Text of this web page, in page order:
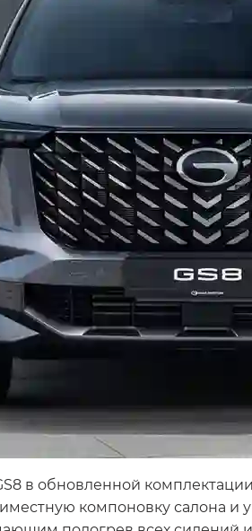
в обновленной
компоновку салона